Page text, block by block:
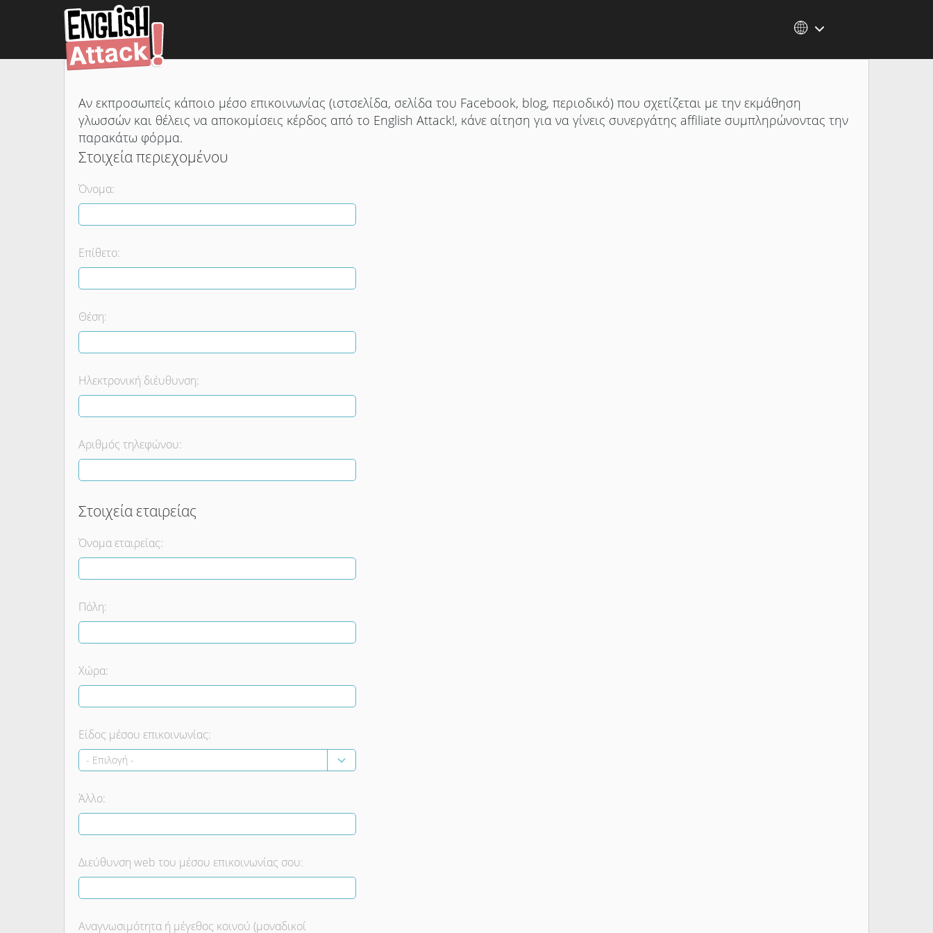
Αν εκπροσωπείς κάποιο μέσο επικοινωνίας (ιστσελίδα, σελίδα του Facebook, blog, περιοδικό) που σχετίζεται με την εκμάθηση
γλωσσών και θέλεις να αποκομίσεις κέρδος από το English Attack!, κάνε αίτηση για να γίνεις συνεργάτης affiliate συμπληρώνοντας την
παρακάτω φόρμα.
Στοιχεία περιεχομένου
Όνομα:
Επίθετο:
Θέση:
Ηλεκτρονική διέυθυνση:
Αριθμός τηλεφώνου:
Στοιχεία εταιρείας
Όνομα εταιρείας:
Πόλη:
Χώρα:
Είδος μέσου επικοινωνίας:
Άλλο:
Διεύθυνση web του μέσου επικοινωνίας σου:
Αναγνωσιμότητα ή μέγεθος κοινού (μοναδικοί